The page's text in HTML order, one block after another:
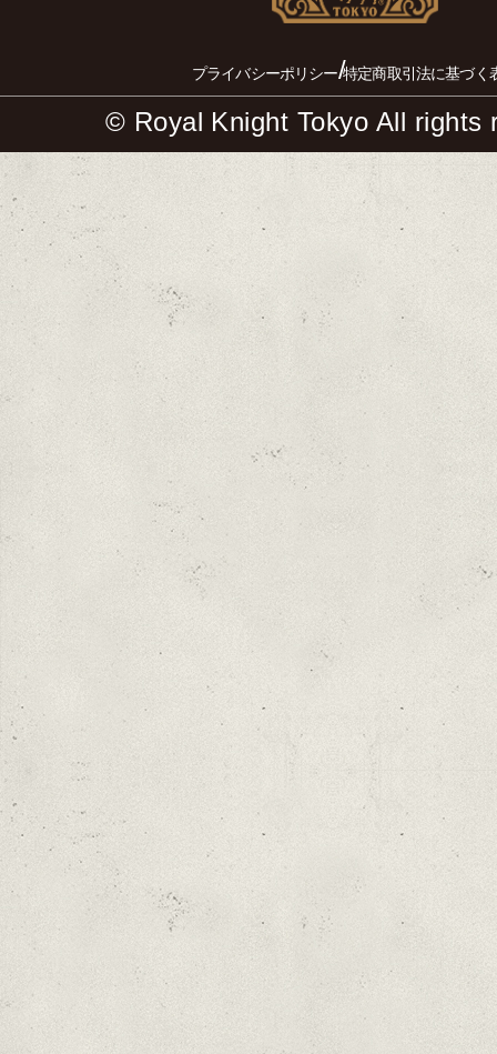
プライバシーポリシー/特定商取引法に基づく
© Royal Knight Tokyo All rights